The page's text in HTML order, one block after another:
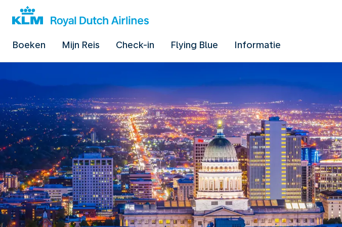
Boeken Mijn Reis Check-in Flying Blue Informatie